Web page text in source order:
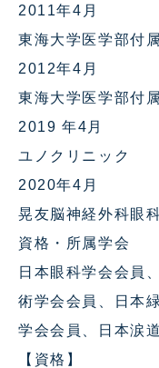
2011年4月
東海大学医学部付
2012年4月
東海大学医学部付
2019 年4月
ユノクリニック
2020年4月
晃友脳神経外科眼
資格・所属学会
日本眼科学会会員
術学会会員、日本
学会会員、日本涙
【資格】